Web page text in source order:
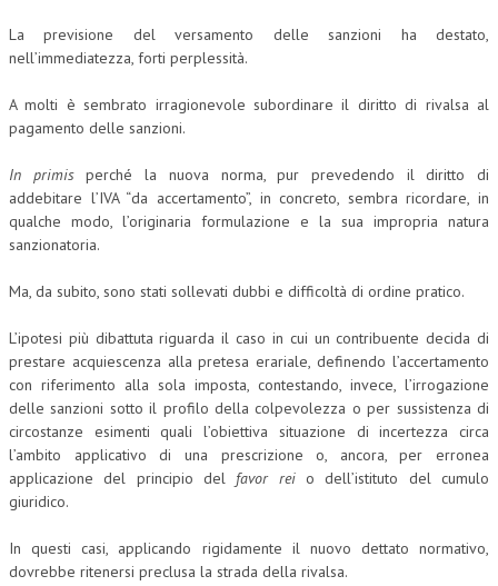
La previsione del versamento delle sanzioni ha destato,
nell’immediatezza, forti perplessità.
A molti è sembrato irragionevole subordinare il diritto di rivalsa al
pagamento delle sanzioni.
In primisperché la nuova norma, pur prevedendo il diritto di
addebitare l’IVA “da accertamento”, in concreto, sembra ricordare, in
qualche modo, l’originaria formulazione e la sua impropria natura
sanzionatoria.
Ma, da subito, sono stati sollevati dubbi e difficoltà di ordine pratico.
L’ipotesi più dibattuta riguarda il caso in cui un contribuente decida di
prestare acquiescenza alla pretesa erariale, definendo l’accertamento
con riferimento alla sola imposta, contestando, invece, l’irrogazione
delle sanzioni sotto il profilo della colpevolezza o per sussistenza di
circostanze esimenti quali l’obiettiva situazione di incertezza circa
l’ambito applicativo di una prescrizione o, ancora, per erronea
applicazione del principio del favor reio dell’istituto del cumulo
giuridico.
In questi casi, applicando rigidamente il nuovo dettato normativo,
dovrebbe ritenersi preclusa la strada della rivalsa.